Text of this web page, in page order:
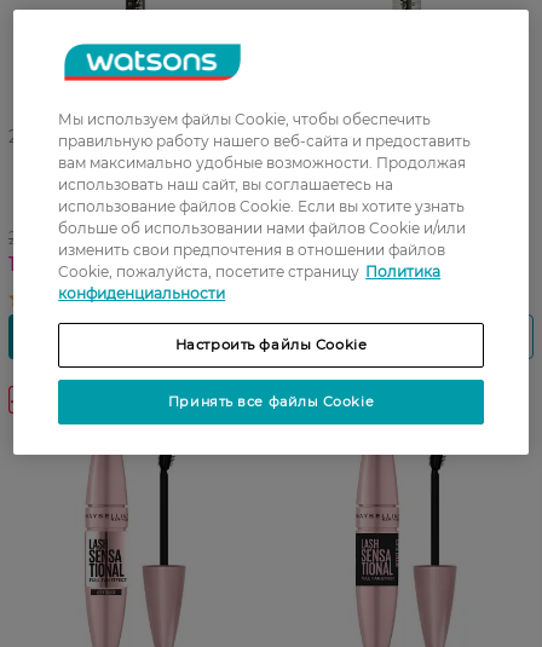
27 07 - 23 08
Подводка-фломастер для
глаз Eveline Cosmetics Art
Professional 2 г
215,99 ГРН
172,99 ГРН
27 07 - 23 08
Корректор для бровей
Eveline Cosmetics Definer
бесцветный 10 мл
199,99 ГРН
139,99 ГРН
-20% -20%
Мы используем файлы Cookie, чтобы обеспечить
правильную работу нашего веб-сайта и предоставить
вам максимально удобные возможности. Продолжая
использовать наш сайт, вы соглашаетесь на
использование файлов Cookie. Если вы хотите узнать
больше об использовании нами файлов Cookie и/или
изменить свои предпочтения в отношении файлов
Cookie, пожалуйста, посетите страницу Политика
конфиденциальности
Настроить файлы Cookie
Принять все файлы Cookie